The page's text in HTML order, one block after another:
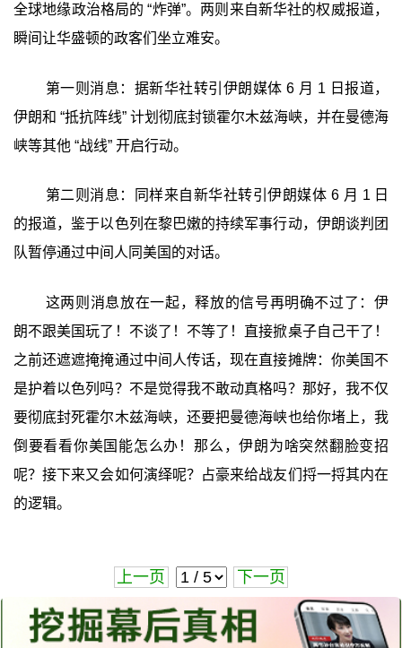
全球地缘政治格局的 “炸弹”。两则来自新华社的权威报道，
瞬间让华盛顿的政客们坐立难安。
第一则消息：据新华社转引伊朗媒体 6 月 1 日报道，
伊朗和 “抵抗阵线” 计划彻底封锁霍尔木兹海峡，并在曼德海
峡等其他 “战线” 开启行动。
第二则消息：同样来自新华社转引伊朗媒体 6 月 1 日
的报道，鉴于以色列在黎巴嫩的持续军事行动，伊朗谈判团
队暂停通过中间人同美国的对话。
这两则消息放在一起，释放的信号再明确不过了：伊
朗不跟美国玩了！不谈了！不等了！直接掀桌子自己干了！
之前还遮遮掩掩通过中间人传话，现在直接摊牌：你美国不
是护着以色列吗？不是觉得我不敢动真格吗？那好，我不仅
要彻底封死霍尔木兹海峡，还要把曼德海峡也给你堵上，我
倒要看看你美国能怎么办！那么，伊朗为啥突然翻脸变招
呢？接下来又会如何演绎呢？占豪来给战友们捋一捋其内在
的逻辑。
上一页 下一页